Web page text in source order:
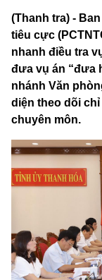
(Thanh tra) -
tiêu cực
nhanh điều tra
đưa vụ án “đưa
nhánh Văn
diện theo dõi
chuyên môn.